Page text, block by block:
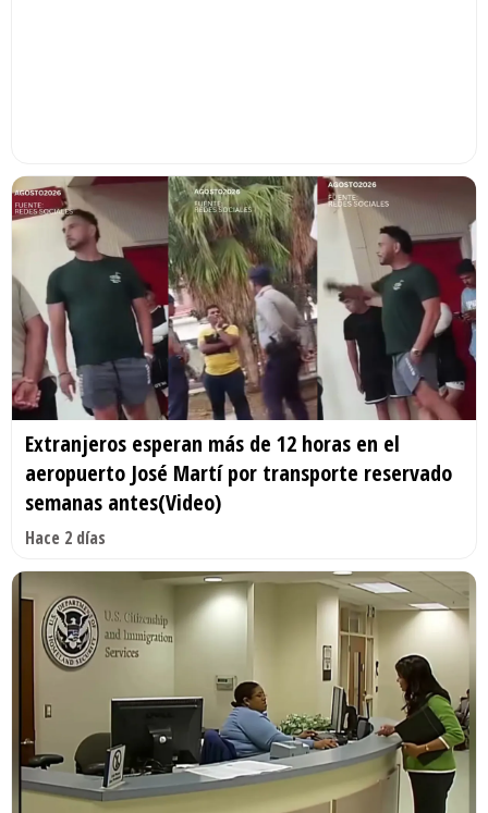
Extranjeros esperan más de 12 horas en el
aeropuerto José Martí por transporte reservado
semanas antes(Video)
Hace 2 días